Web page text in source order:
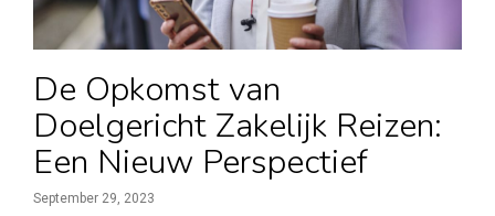
De Opkomst van
Doelgericht Zakelijk Reizen:
Een Nieuw Perspectief
September 29, 2023